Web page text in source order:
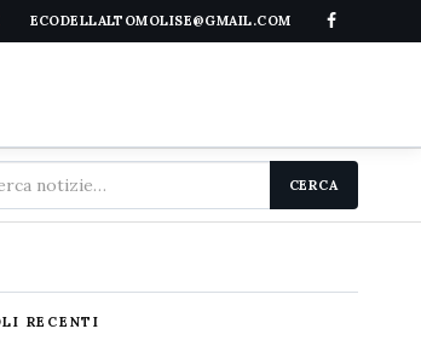
ECODELLALTOMOLISE@GMAIL.COM
CERCA
RECENTI